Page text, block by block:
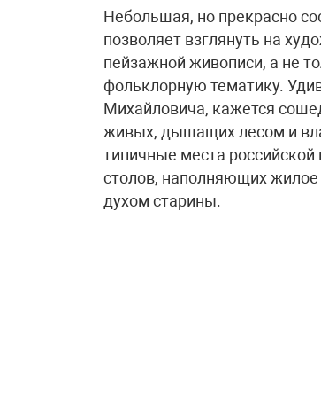
Небольшая, но прекрасно
позволяет взглянуть на
пейзажной живописи, а не
фольклорную тематику.
Михайловича, кажется
живых, дышащих лесом и
типичные места российской
столов, наполняющих
духом старины.